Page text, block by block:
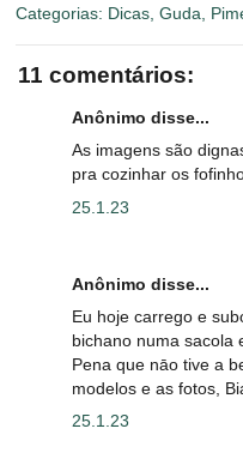
Categorias: Dicas Guda
11 comentários:
Anônimo disse...
As imagens são
pra cozinhar os
25.1.23
Anônimo disse...
Eu hoje carrego e
bichano numa sacola
Pena que nāo tive a
modelos e as fotos,
25.1.23